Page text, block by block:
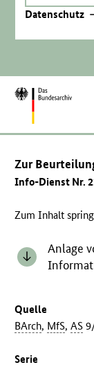
Datenschutz
Zur
Zur
Info-Dienst Nr.
Zum Inhalt
Anlage
Quelle
BArch, MfS,AS
Serie